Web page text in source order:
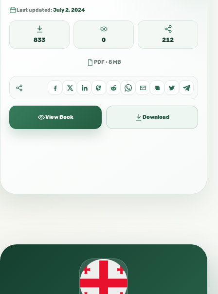
Last updated:July 2, 2024
833 0 212
PDF · 8 MB
View Book Download